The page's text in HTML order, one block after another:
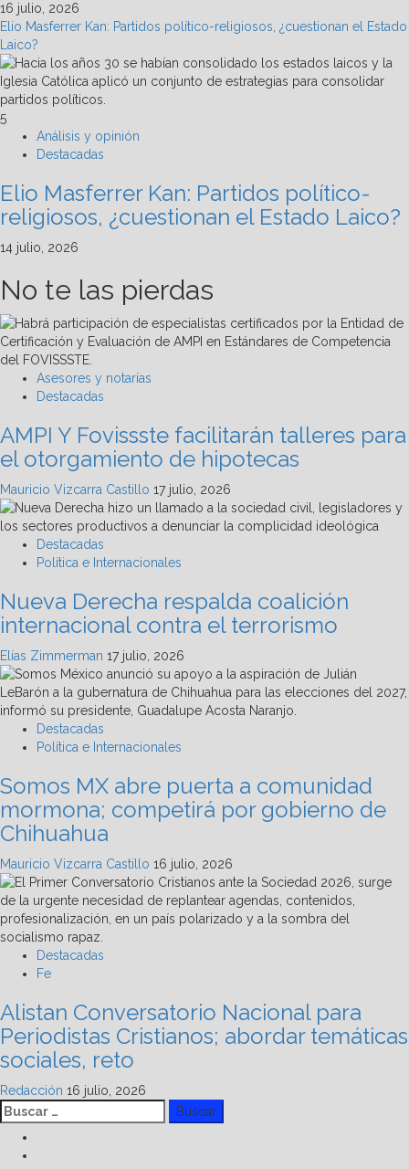
16 julio, 2026
Elio Masferrer Kan: Partidos político-religiosos, ¿cuestionan el Estado
Laico?
5
Análisis y opinión
Destacadas
Elio Masferrer Kan: Partidos político-
religiosos, ¿cuestionan el Estado Laico?
14 julio, 2026
No te las pierdas
Asesores y notarías
Destacadas
AMPI Y Fovissste facilitarán talleres para
el otorgamiento de hipotecas
Mauricio Vizcarra Castillo 17 julio, 2026
Destacadas
Política e Internacionales
Nueva Derecha respalda coalición
internacional contra el terrorismo
Elías Zimmerman 17 julio, 2026
Destacadas
Política e Internacionales
Somos MX abre puerta a comunidad
mormona; competirá por gobierno de
Chihuahua
Mauricio Vizcarra Castillo 16 julio, 2026
Destacadas
Fe
Alistan Conversatorio Nacional para
Periodistas Cristianos; abordar temáticas
sociales, reto
Redacción 16 julio, 2026
Buscar: